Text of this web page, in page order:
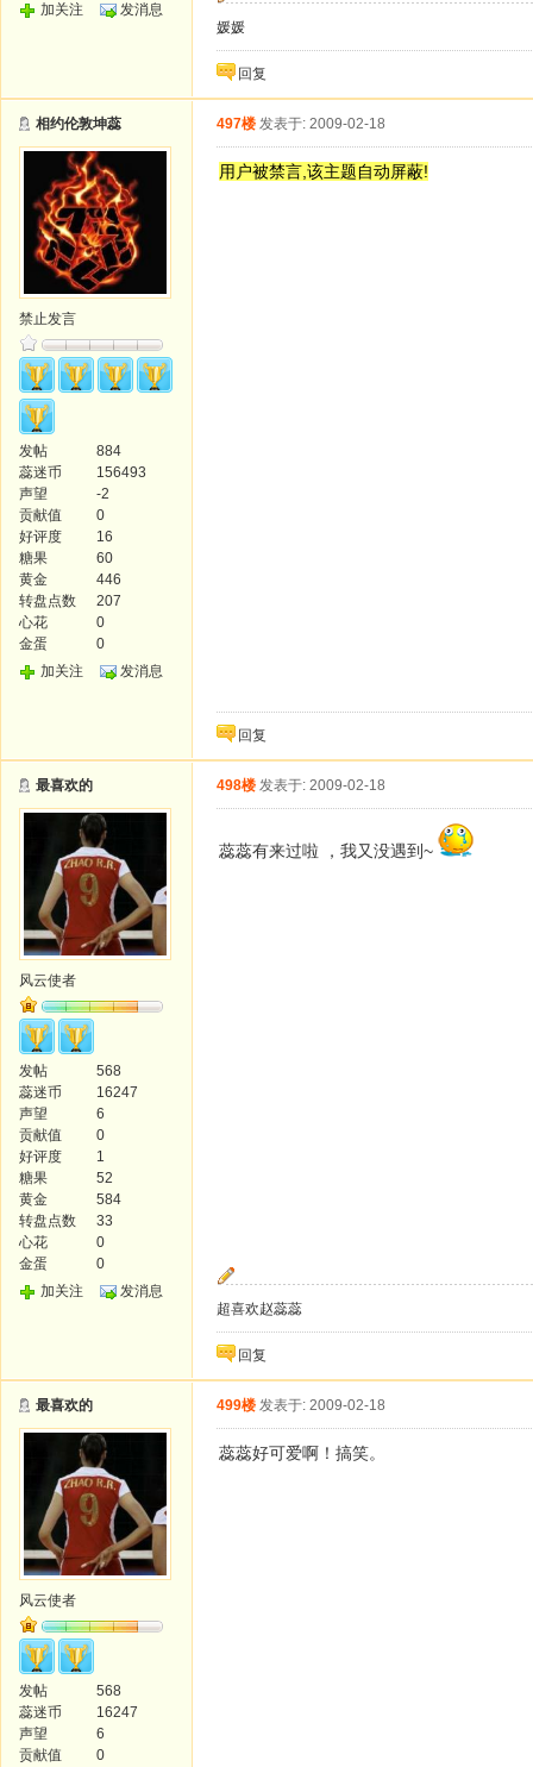
加关注
发消息
媛媛
回复
相约伦敦坤蕊
禁止发言
发帖
884
蕊迷币
156493
声望
-2
贡献值
0
好评度
16
糖果
60
黄金
446
转盘点数
207
心花
0
金蛋
0
加关注
发消息
497楼 发表于: 2009-02-18
用户被禁言,该主题自动屏蔽!
回复
最喜欢的
风云使者
发帖
568
蕊迷币
16247
声望
6
贡献值
0
好评度
1
糖果
52
黄金
584
转盘点数
33
心花
0
金蛋
0
加关注
发消息
498楼 发表于: 2009-02-18
蕊蕊有来过啦 ，我又没遇到~
超喜欢赵蕊蕊
回复
最喜欢的
风云使者
发帖
568
蕊迷币
16247
声望
6
贡献值
0
499楼 发表于: 2009-02-18
蕊蕊好可爱啊！搞笑。